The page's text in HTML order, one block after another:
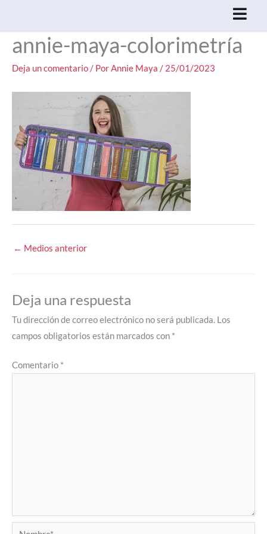
contenido
annie-maya-colorimetría
Deja un comentario/ PorAnnie Maya / 25/01/2023
← Medios anterior
Deja una respuesta
Tu dirección de correo electrónico no será publicada. Los
campos obligatorios están marcados con *
Comentario *
Nombre*